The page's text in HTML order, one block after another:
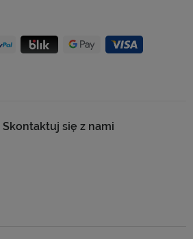
Skontaktuj się z nami